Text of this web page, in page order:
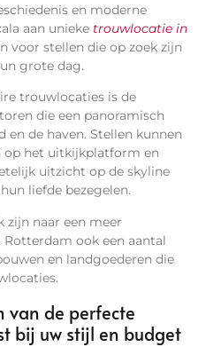
en moderne
aan unieke trouwlocatie in
voor stellen die op zoek zijn
grote dag.
trouwlocaties is de
die een panoramisch
de haven. Stellen kunnen
op het uitkijkplatform en
uitzicht op de skyline
liefde bezegelen.
zijn naar een meer
ook een aantal
en landgoederen die
van de perfecte
bij uw stijl en budget